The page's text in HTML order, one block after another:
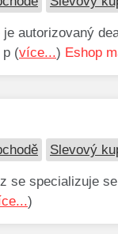
je autorizovaný
p (více...) Eshop
Slevový
se specializuje
)